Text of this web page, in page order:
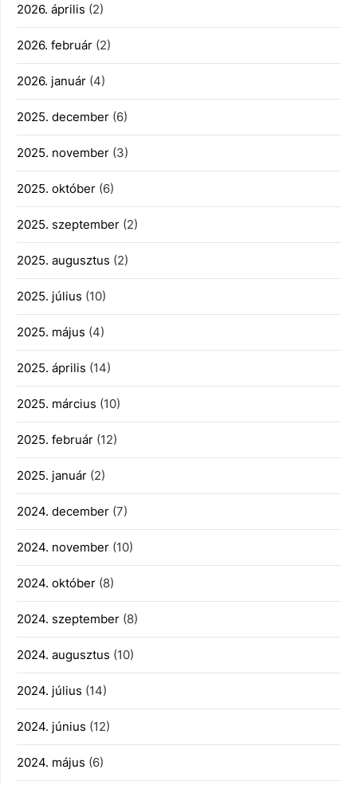
2026. április (2)
2026. február (2)
2026. január (4)
2025. december (6)
2025. november (3)
2025. október (6)
2025. szeptember (2)
2025. augusztus (2)
2025. július (10)
2025. május (4)
2025. április (14)
2025. március (10)
2025. február (12)
2025. január (2)
2024. december (7)
2024. november (10)
2024. október (8)
2024. szeptember (8)
2024. augusztus (10)
2024. július (14)
2024. június (12)
2024. május (6)